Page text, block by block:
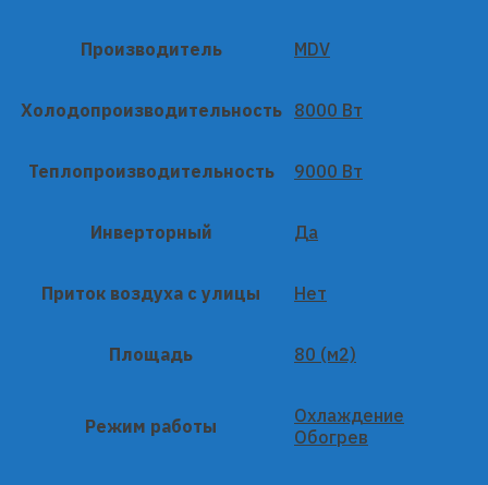
Производитель MDV
Холодопроизводительность 8000 Вт
Теплопроизводительность 9000 Вт
Инверторный Да
Приток воздуха с улицы Нет
Площадь 80 (м2)
Режим работы
Охлаждение
Обогрев